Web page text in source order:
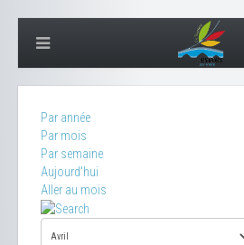
Par année
Par mois
Par semaine
Aujourd'hui
Aller au mois